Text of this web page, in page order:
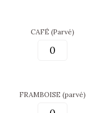
CAFÉ (Parvé)
FRAMBOISE (parvé)